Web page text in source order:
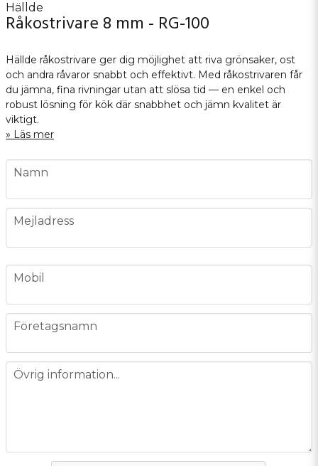
Hällde
Råkostrivare 8 mm - RG-100
Hällde råkostrivare ger dig möjlighet att riva grönsaker, ost
och andra råvaror snabbt och effektivt. Med råkostrivaren får
du jämna, fina rivningar utan att slösa tid — en enkel och
robust lösning för kök där snabbhet och jämn kvalitet är
viktigt.
Läs mer
name
Namn
email
Mejladress
phone
Mobil
company
Företagsnamn
message
Övrig information...